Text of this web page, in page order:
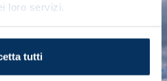
loro servizi.
tutti